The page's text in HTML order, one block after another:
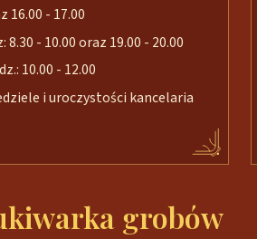
16.00 - 17.00
8.30 - 10.00 oraz 19.00 - 20.00
10.00 - 12.00
i uroczystości kancelaria
grobów